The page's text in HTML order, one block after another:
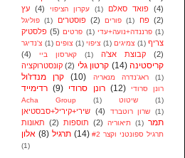
עץ (4) עקרון הציפוי (1) פואד סאלם (4)
פוליגל (1) פוסטרים (2) פורים (1) פח (2)
פלסטיק (5) פרטים (1) פרננדה+נועה+עדי (1)
צ'נדיגר (1) צופים (1) ציפוי (1) צמיגים (1) צריף
(4)
קארסון ביי (1) קבוצת אצ'ה
(2)
קונסטרוקציה (2) קרטון גלי (14) קריסטינה
קרן מנדז'ול
(10) ראג'נדרה מנאריה (1)
רדימייד (9) רונן סרודי (12)
רונן סרודי
Acha Group
(1) שיטוט (1)
שירי+קיריל+סבסטיאן (4) שרון רוטברד (1)
תאונות (2) תוספות (2) תיאוריה (1) תמר
אלון (8) תרגיל (14)
תרגיל ספונטני וקצר #2
(1)